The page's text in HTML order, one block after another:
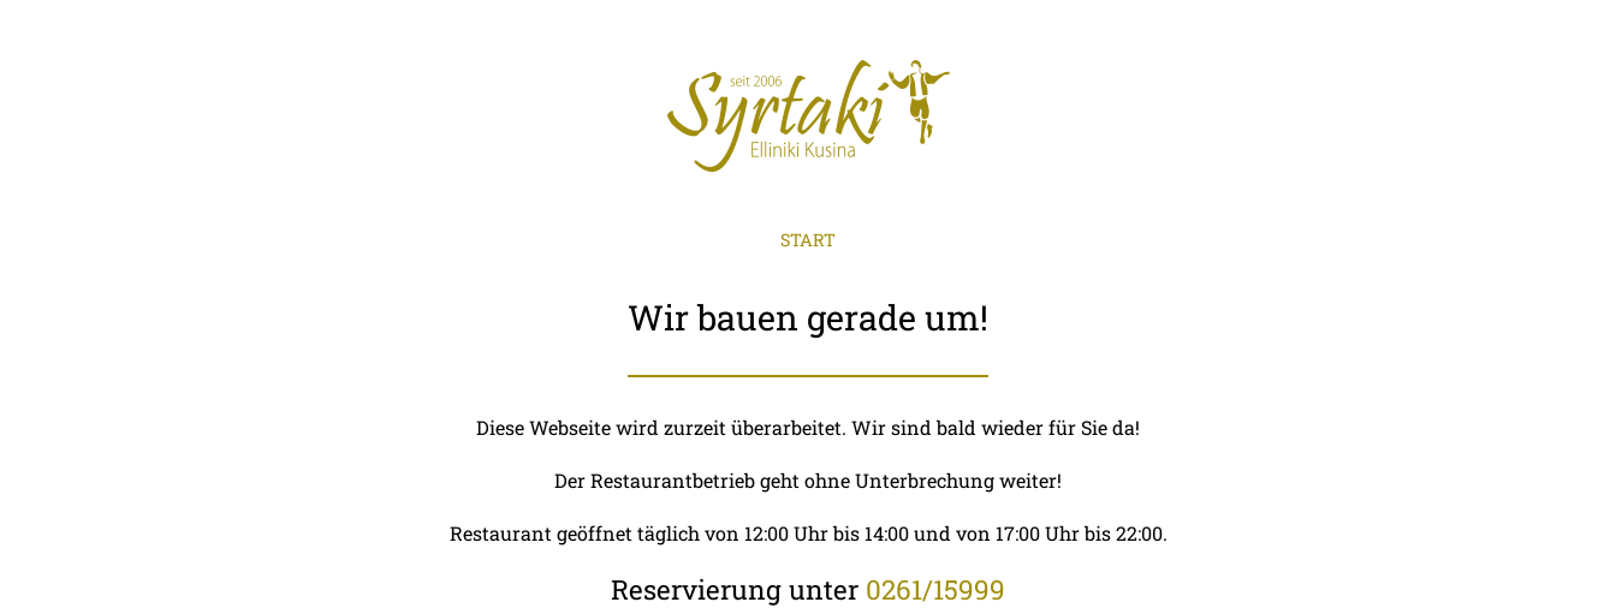
START
Wir bauen gerade um!
Diese Webseite wird zurzeit überarbeitet. Wir sind bald wieder für Sie da!
Der Restaurantbetrieb geht ohne Unterbrechung weiter!
Restaurant geöffnet täglich von 12:00 Uhr bis 14:00 und von 17:00 Uhr bis 22:00.
Reservierung unter 0261/15999